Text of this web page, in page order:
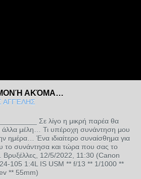
ΑΚΌΜΑ…
ΑΓΓΈΛΗΣ
Σε λίγο η μικρή παρέα θα
άλλα μέλη… Τι υπέροχη συνάντηση μου
ημέρα… Ένα ιδιαίτερο συναίσθημα για
το συνάντησα και τώρα που σας το
Βρυξέλλες, 12/5/2022, 11:30 (Canon
105 1:4L IS USM ** f/13 ** 1/1000 **
** 55mm)